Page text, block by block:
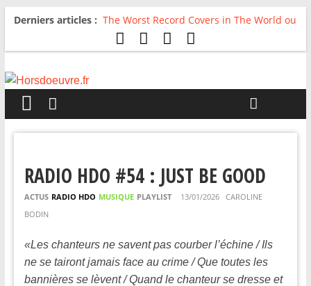
Derniers articles : The Worst Record Covers in The World ou
Comment rire du pire
Avril 2026 : C’est dans les vieux pots
For The First Time, Again : Tyler Ballgame
RADIO HDO #54 : JUST BE GOOD
ACTUS RADIO HDO MUSIQUE PLAYLIST 13/01/2026
CAROLINE
BODIN
«Les chanteurs ne savent pas courber l’échine / Ils
ne se tairont jamais face au crime / Que toutes les
bannières se lèvent / Quand le chanteur se dresse et